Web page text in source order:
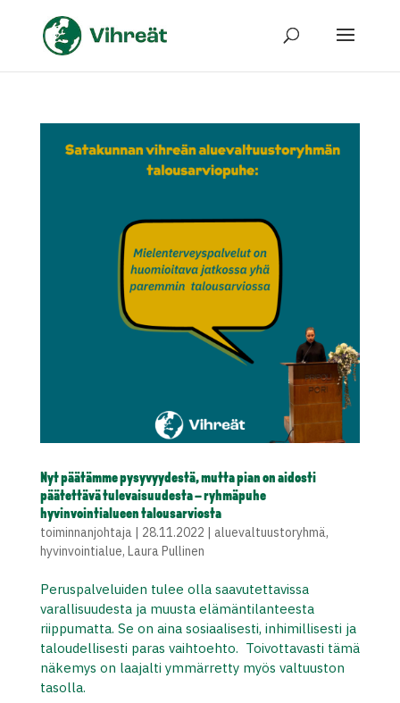
Nyt päätämme pysyvyydestä, mutta pian on aidosti
päätettävä tulevaisuudesta – ryhmäpuhe
hyvinvointialueen talousarviosta
toiminnanjohtaja| 28.11.2022 aluevaltuustoryhmä,
hyvinvointialue, Laura Pullinen
Peruspalveluiden tulee olla saavutettavissa
varallisuudesta ja muusta elämäntilanteesta
riippumatta. Se on aina sosiaalisesti, inhimillisesti ja
taloudellisesti paras vaihtoehto. Toivottavasti tämä
näkemys on laajalti ymmärretty myös valtuuston
tasolla.